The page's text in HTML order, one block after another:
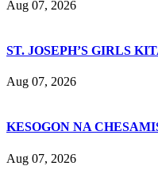
Aug 07, 2026
ST. JOSEPH’S GIRLS
Aug 07, 2026
KESOGON NA
Aug 07, 2026